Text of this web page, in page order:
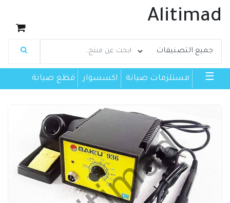
Alitimad
☰ مستلزمات صيانة اكسسوار قطع صيانة